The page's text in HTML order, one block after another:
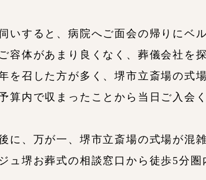
いすると、病院へご面会の帰りにベ
容体があまり良くなく、葬儀会社を
を召した方が多く、堺市立斎場の式
算内で収まったことから当日ご入会
に、万が一、堺市立斎場の式場が混
ュ堺お葬式の相談窓口から徒歩5分